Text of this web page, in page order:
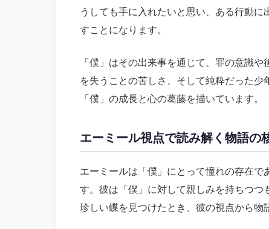
うしても手に入れたいと思い、ある行動
すことになります。
「僕」はその出来事を通じて、罪の意識
を失うことの苦しさ、そして純粋だった
「僕」の成長と心の葛藤を描いています。
エーミール視点で読み解く物語の
エーミールは「僕」にとって憧れの存在
す。彼は「僕」に対して親しみを持ちつ
珍しい蝶を見つけたとき、彼の視点から物